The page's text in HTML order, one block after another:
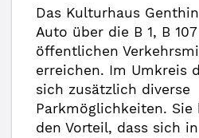
Das Kulturhaus
Auto über die B 1, B
öffentlichen
erreichen. Im Umkreis
sich zusätzlich diverse
Parkmöglichkeiten. Sie
den Vorteil, dass sich